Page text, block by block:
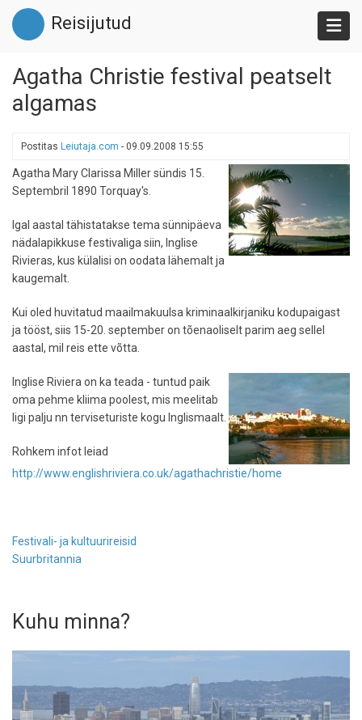
Liigu
edasi
põhisisu
Reisijutud
Agatha Christie festival peatselt
algamas
Postitas Leiutaja.com - 09.09.2008 15:55
Agatha Mary Clarissa Miller sündis 15.
Septembril 1890 Torquay's.
Igal aastal tähistatakse tema sünnipäeva
nädalapikkuse festivaliga siin, Inglise
Rivieras, kus külalisi on oodata lähemalt ja
kaugemalt.
Kui oled huvitatud maailmakuulsa kriminaalkirjaniku kodupaigast
ja tööst, siis 15-20. september on tõenaoliselt parim aeg sellel
aastal, mil reis ette võtta.
Inglise Riviera on ka teada - tuntud paik
oma pehme kliima poolest, mis meelitab
ligi palju nn terviseturiste kogu Inglismaalt.
Rohkem infot leiad
http://www.englishriviera.co.uk/agathachristie/home
Festivali- ja kultuurireisid
Suurbritannia
Kuhu minna?